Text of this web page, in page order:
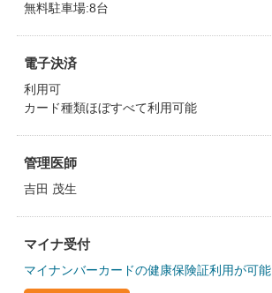
無料駐車場:8台
電子決済
利用可
カード種類ほぼすべて利用可能
管理医師
吉田 茂生
マイナ受付
マイナンバーカードの健康保険証利用が可能